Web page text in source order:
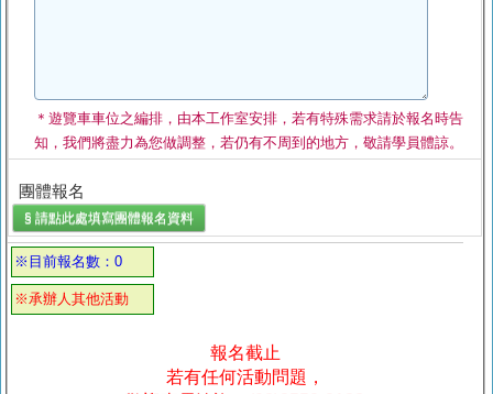
＊遊覽車車位之編排，由本工作室安排，若有特殊需求請於報名時告
知，我們將盡力為您做調整，若仍有不周到的地方，敬請學員體諒。
團體報名
§ 請點此處填寫團體報名 資料
※目前報名數：0
※承辦人其他活動
報名截止
若有任何活動問題，